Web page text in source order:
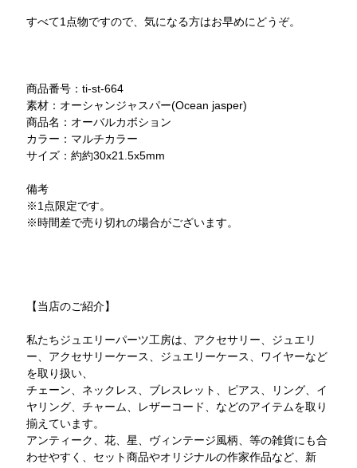
すべて1点物ですので、気になる方はお早めにどうぞ。
商品番号：ti-st-664
素材：オーシャンジャスパー(Ocean jasper)
商品名：オーバルカボション
カラー：マルチカラー
サイズ：約約30x21.5x5mm
備考
※1点限定です。
※時間差で売り切れの場合がございます。
【当店のご紹介】
私たちジュエリーパーツ工房は、アクセサリー、ジュエリ
ー、アクセサリーケース、ジュエリーケース、ワイヤーなど
を取り扱い、
チェーン、ネックレス、ブレスレット、ピアス、リング、イ
ヤリング、チャーム、レザーコード、などのアイテムを取り
揃えています。
アンティーク、花、星、ヴィンテージ風柄、等の雑貨にも合
わせやすく、セット商品やオリジナルの作家作品など、新